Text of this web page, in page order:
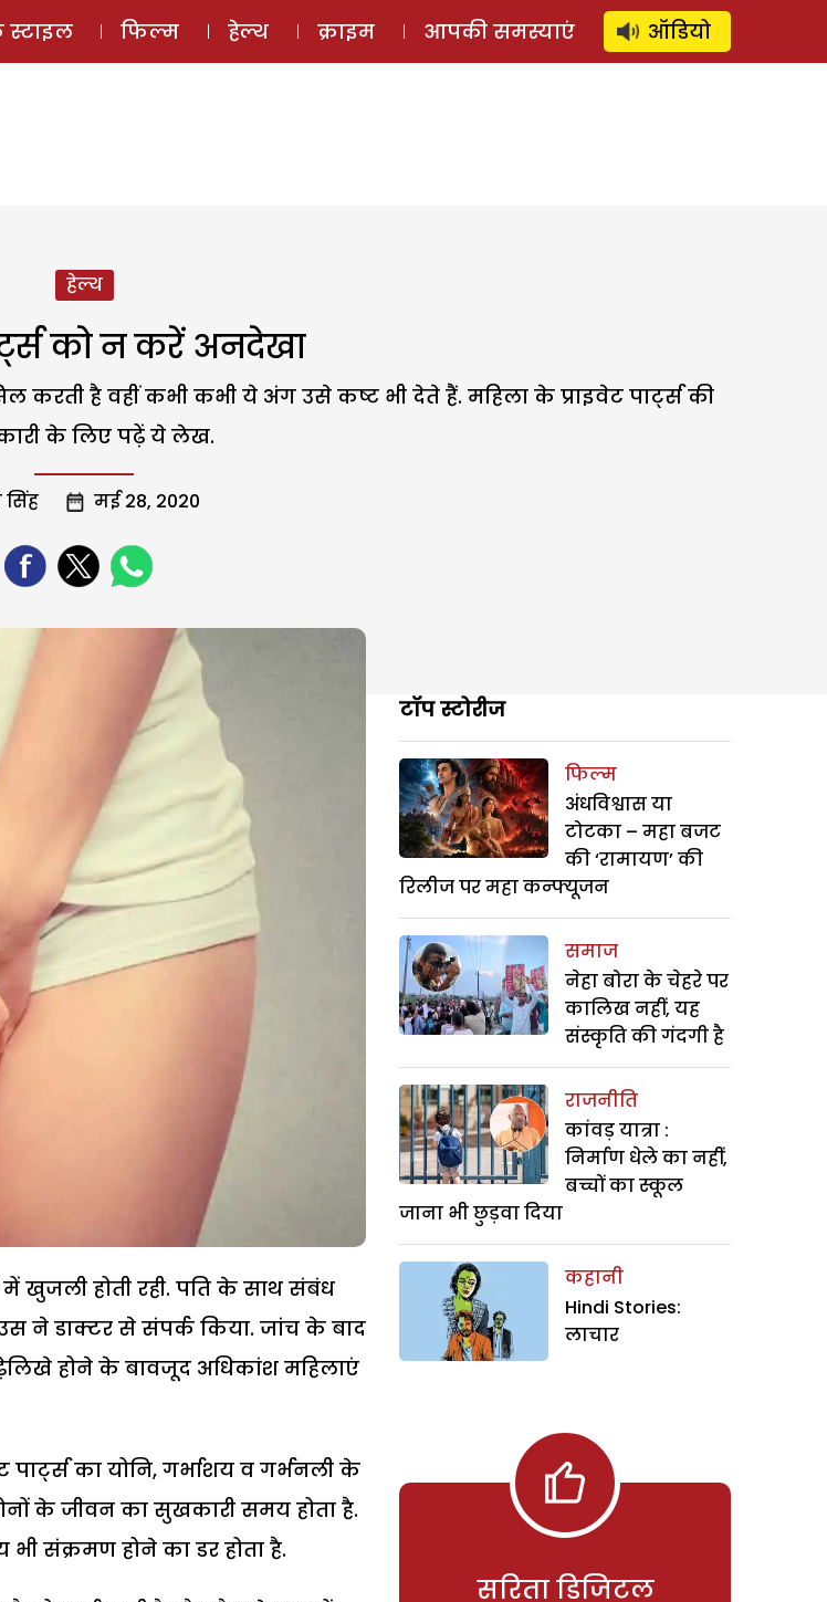
ई-मैगज़ीन ऑडियो स्टोरी लॉग इन ⚲ SUBSCRIBE
फिल्म हेल्थ क्राइम आपकी समस्याएं ऑडियो
हेल्थ
को न करें अनदेखा
करती है वहीं कभी कभी ये अंग उसे कष्ट भी देते हैं. महिला के प्राइवेट पार्ट्स की
के लिए पढ़ें ये लेख.
सिंह मई 28, 2020
में खुजली होती रही. पति के साथ संबंध
ने डाक्टर से संपर्क किया. जांच के बाद
होने के बावजूद अधिकांश महिलाएं
पार्ट्स का योनि, गर्भाशय व गर्भनली के
के जीवन का सुखकारी समय होता है.
संक्रमण होने का डर होता है.
टॉप स्टोरीज
फिल्म
अंधविश्वास या
टोटका – महा बजट
की ‘रामायण’ की
रिलीज पर महा कन्फ्यूजन
समाज
नेहा बोरा के चेहरे पर
कालिख नहीं, यह
संस्कृति की गंदगी है
राजनीति
कांवड़ यात्रा :
निर्माण धेले का नहीं,
बच्चों का स्कूल
जाना भी छुड़वा दिया
कहानी
Hindi Stories:
लाचार
सरिता डिजिटल